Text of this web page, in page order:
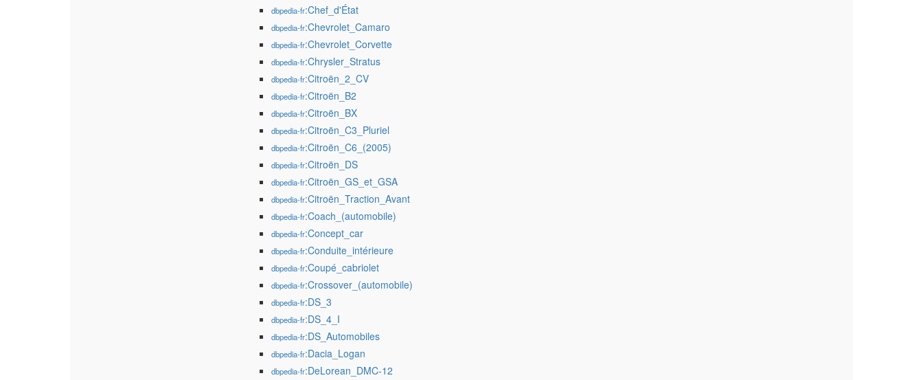
dbpedia-fr:Chef_d'État
dbpedia-fr:Chevrolet_Camaro
dbpedia-fr:Chevrolet_Corvette
dbpedia-fr:Chrysler_Stratus
dbpedia-fr:Citroën_2_CV
dbpedia-fr:Citroën_B2
dbpedia-fr:Citroën_BX
dbpedia-fr:Citroën_C3_Pluriel
dbpedia-fr:Citroën_C6_(2005)
dbpedia-fr:Citroën_DS
dbpedia-fr:Citroën_GS_et_GSA
dbpedia-fr:Citroën_Traction_Avant
dbpedia-fr:Coach_(automobile)
dbpedia-fr:Concept_car
dbpedia-fr:Conduite_intérieure
dbpedia-fr:Coupé_cabriolet
dbpedia-fr:Crossover_(automobile)
dbpedia-fr:DS_3
dbpedia-fr:DS_4_I
dbpedia-fr:DS_Automobiles
dbpedia-fr:Dacia_Logan
dbpedia-fr:DeLorean_DMC-12